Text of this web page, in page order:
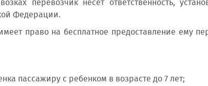
перевозчик несет ответственность,
Федерации.
право на бесплатное предоставление ему
пассажиру с ребенком в возрасте до 7 лет;